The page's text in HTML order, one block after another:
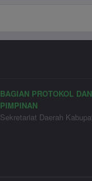
BAGIAN PROTOKOL
PIMPINAN
Sekretariat Daerah